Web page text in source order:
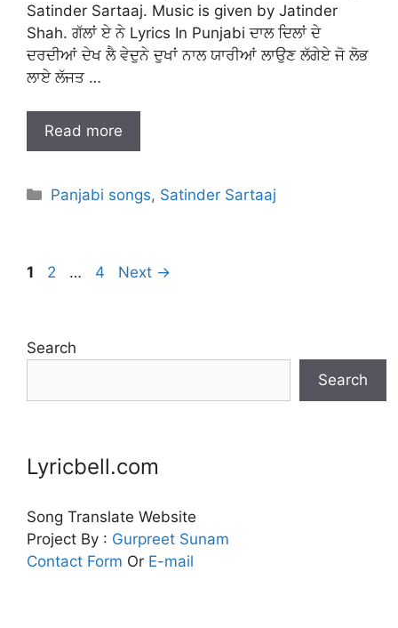
Satinder Sartaaj. Music is given by Jatinder
Shah. ਗੱਲਾਂ ਏ ਨੇ Lyrics In Punjabi ਦਾਲ ਦਿਲਾਂ ਦੇ
ਦਰਦੀਆਂ ਦੇਖ ਲੈ ਵੇਦੁਨੇ ਦੁਖਾਂ ਨਾਲ ਯਾਰੀਆਂ ਲਾਉਣ ਲੱਗੇਏ ਜੋ ਲੋਭ
ਲਾਏ ਲੱਜਤ …
Read more
Categories
Panjabi songs, Satinder Sartaaj
Page
1 Page
2 … Page
4 Next →
Search
Search
Lyricbell.com
Song Translate Website
Project By : Gurpreet Sunam
Contact Form Or E-mail